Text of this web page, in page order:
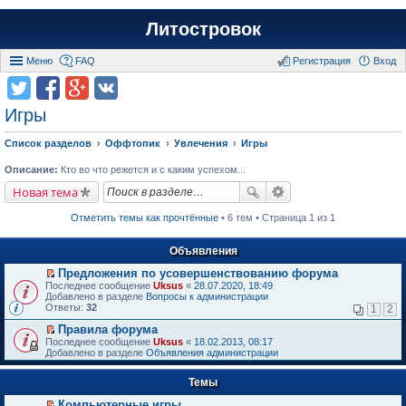
Литостровок
Меню FAQ Вход
Регистрация
Игры
Список разделов Оффтопик Увлечения Игры
Описание: Кто во что режется и с каким успехом...
Новая тема
Отметить темы как прочтённые • 6 тем • Страница 1 из 1
Объявления
П
е
р
й
т
и
к
п
в
Предложения по усовершенствованию форума
Последнее сообщение Uksus « 28.07.2020, 18:49
Добавлено в разделе Вопросы к администрации
Ответы: 32 1 2
П
е
р
е
т
и
Правила форума
Последнее сообщение Uksus « 18.02.2013, 08:17
Добавлено в разделе Объявления администрации
Темы